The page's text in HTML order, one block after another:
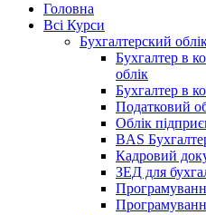
Головна
Всі Курси
Бухгалтерский
Бухгалтер в
облік
Бухгалтер в
Податковий
Облік
BAS
Кадровий
ЗЕД для